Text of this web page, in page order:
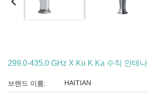
299.0-435.0 GHz X Ku K Ka 수직 안테나
브랜드 이름: HAITIAN